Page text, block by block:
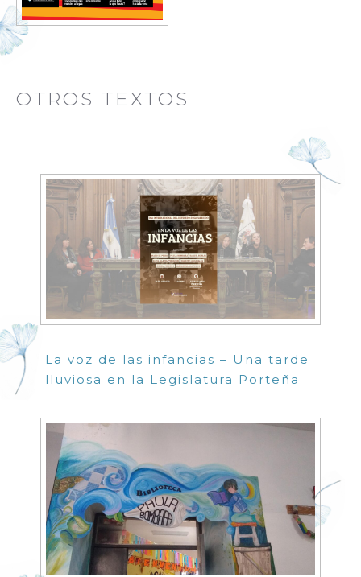
OTROS TEXTOS
La voz de las infancias – Una tarde
lluviosa en la Legislatura Porteña